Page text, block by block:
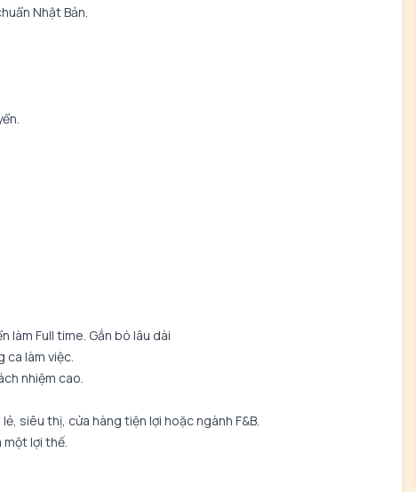
Nhật Bản.
làm Full time. Gắn bó lâu dài
ca làm việc.
nhiệm cao.
siêu thị, cửa hàng tiện lợi hoặc ngành F&B.
một lợi thế.